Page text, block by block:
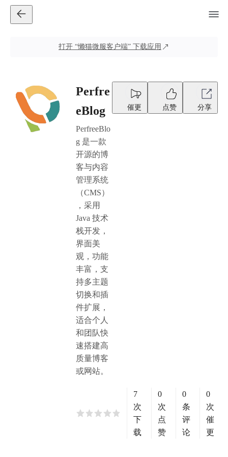
打开 “懒猫微服客户端” 下载应用
Perfre
eBlog
PerfreeBlo
g 是一款
开源的博
客与内容
管理系统
（CMS）
，采用
Java 技术
栈开发，
界面美
观，功能
丰富，支
持多主题
切换和插
件扩展，
适合个人
和团队快
速搭建高
质量博客
或网站。
催更 点赞 分享
7
次
下
载
0
次
点
赞
0
条
评
论
0
次
催
更